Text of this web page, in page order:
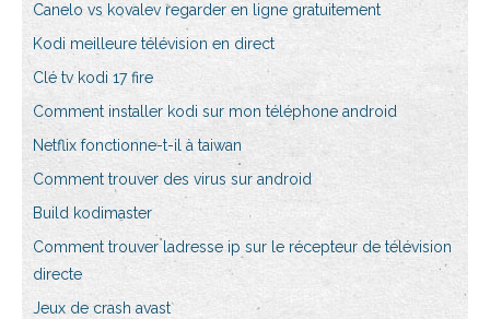
Canelo vs kovalev regarder en ligne gratuitement
Kodi meilleure télévision en direct
Clé tv kodi 17 fire
Comment installer kodi sur mon téléphone android
Netflix fonctionne-t-il à taiwan
Comment trouver des virus sur android
Build kodimaster
Comment trouver ladresse ip sur le récepteur de télévision
directe
Jeux de crash avast